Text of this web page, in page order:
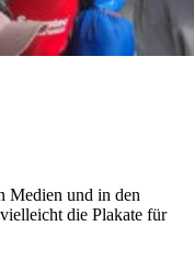
Medien und in den
die Plakate für